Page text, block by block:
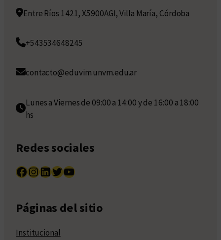
Entre Ríos 1421, X5900AGI, Villa María, Córdoba
+543534648245
contacto@eduvim.unvm.edu.ar
Lunes a Viernes de 09:00 a 14:00 y de 16:00 a 18:00
hs
Redes sociales
Facebook InstagramLinkedIn Twitter YouTube
Páginas del sitio
Institucional